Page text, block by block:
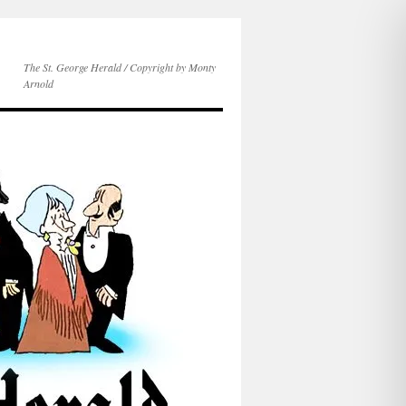
The St. George Herald / Copyright by Monty
Arnold